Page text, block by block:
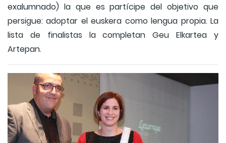
exalumnado) la que es partícipe del objetivo que
persigue: adoptar el euskera como lengua propia. La
lista de finalistas la completan Geu Elkartea y
Artepan.